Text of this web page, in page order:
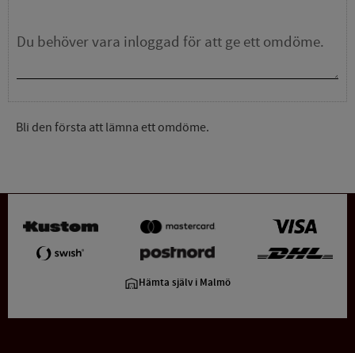
Bli den första att lämna ett omdöme.
Hämta själv i Malmö